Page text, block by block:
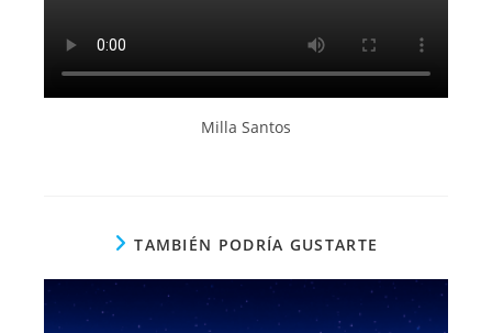
Milla Santos
TAMBIÉN PODRÍA GUSTARTE